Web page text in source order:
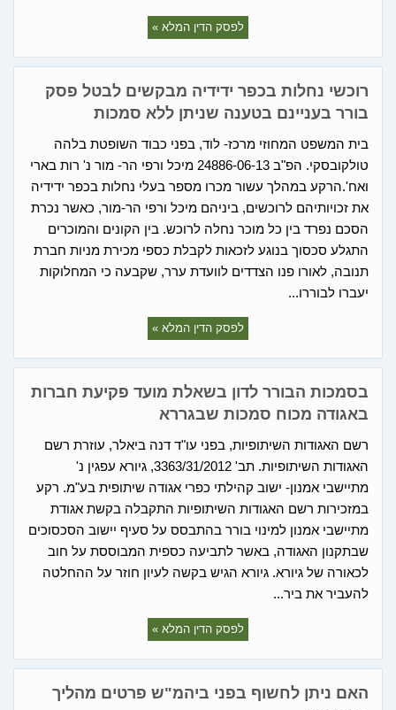
לפסק הדין המלא »
רוכשי נחלות בכפר ידידיה מבקשים לבטל פסק
בורר בעניינם בטענה שניתן ללא סמכות
בית המשפט המחוזי מרכז- לוד, בפני כבוד השופטת בלהה
טולקובסקי. הפ"ב 24886-06-13 מיכל ורפי הר- מור נ' רות בארי
ואח'.הרקע במהלך עשור מכרו מספר בעלי נחלות בכפר ידידיה
את זכויותיהם לרוכשים, ביניהם מיכל ורפי הר-מור, כאשר נכרת
הסכם נפרד בין כל מוכר נחלה לרוכש. בין הקונים והמוכרים
התגלע סכסוך בנוגע לזכאות לקבלת כספי מכירת מניות חברת
תנובה, לאורו פנו הצדדים לוועדת ערר, שקבעה כי המחלוקות
יעברו לבוררו...
לפסק הדין המלא »
בסמכות הבורר לדון בשאלת מועד פקיעת חברות
באגודה מכוח סמכות שבגררא
רשם האגודות השיתופיות, בפני עו"ד דנה ביאלר, עוזרת רשם
האגודות השיתופיות. תב' 3363/31/2012, גיורא עפגין נ'
מתיישבי אמנון- ישוב קהילתי כפרי אגודה שיתופית בע"מ. רקע
במזכירות רשם האגודות השיתופיות התקבלה בקשת אגודת
מתיישבי אמנון למינוי בורר בהתבסס על סעיף יישוב הסכסוכים
שבתקנון האגודה, באשר לתביעה כספית המבוססת על חוב
לכאורה של גיורא. גיורא הגיש בקשה לעיון חוזר על ההחלטה
להעביר את ביר...
לפסק הדין המלא »
האם ניתן לחשוף בפני ביהמ"ש פרטים מהליך